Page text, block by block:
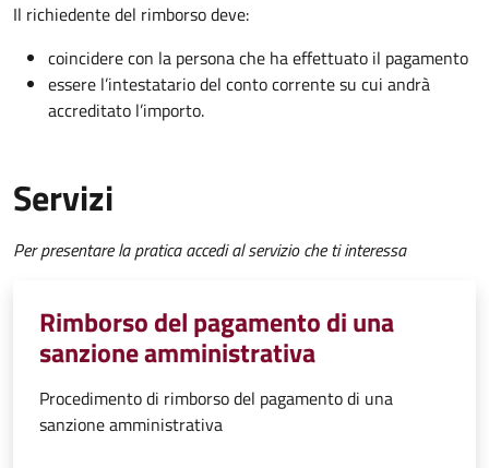
Il richiedente del rimborso deve:
coincidere con la persona che ha effettuato il pagamento
essere l’intestatario del conto corrente su cui andrà
accreditato l’importo.
Servizi
Per presentare la pratica accedi al servizio che ti interessa
Rimborso del pagamento di una
sanzione amministrativa
Procedimento di rimborso del pagamento di una
sanzione amministrativa